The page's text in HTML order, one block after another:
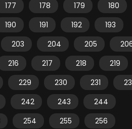
177 178 179
180
190 191 192
193
203 204 205
216 217 218
219
229 230 231
242 243
244
254 255
256